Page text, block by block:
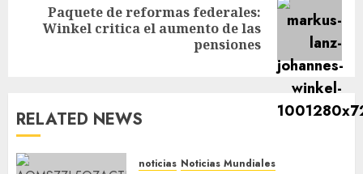
Paquete de reformas federales:
Winkel critica el aumento de las
pensiones
RELATED NEWS
noticias Noticias Mundiales